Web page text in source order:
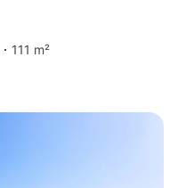
111 m²